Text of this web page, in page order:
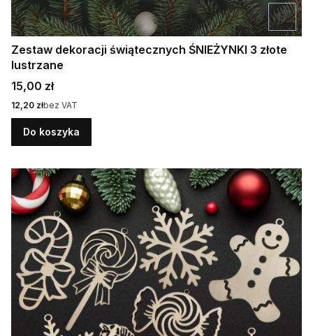
Zestaw dekoracji świątecznych ŚNIEŻYNKI 3 złote
lustrzane
Cena
15,00 zł
Cena
12,20 złbez VAT
Do koszyka